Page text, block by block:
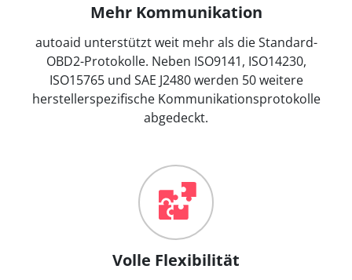
Mehr Kommunikation
autoaid unterstützt weit mehr als die Standard-
OBD2-Protokolle. Neben ISO9141, ISO14230,
ISO15765 und SAE J2480 werden 50 weitere
herstellerspezifische Kommunikationsprotokolle
abgedeckt.
Volle Flexibilität